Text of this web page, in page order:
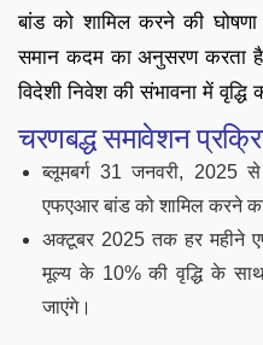
बांड को शामिल करने की
समान कदम का अनुसरण करता है,
विदेशी निवेश की संभावना में
चरणबद्ध समावेशन
ब्लूमबर्ग 31 जनवरी, 2025
एफएआर बांड को शामिल करने
अक्टूबर 2025 तक हर महीने
मूल्य के 10% की वृद्धि के
जाएंगे।